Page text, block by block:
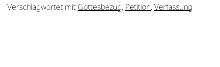
Gott!
Verschlagwortet mit Gottesbezug, Petition,Verfassung